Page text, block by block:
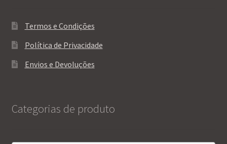
Termos e Condições
Política de Privacidade
Envios e Devoluções
Categorias de produto